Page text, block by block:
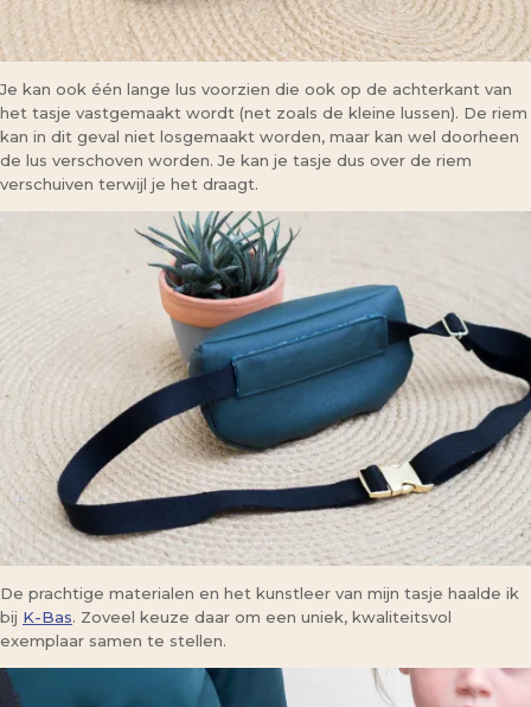
Je kan ook één lange lus voorzien die ook op de achterkant van
het tasje vastgemaakt wordt (net zoals de kleine lussen). De riem
kan in dit geval niet losgemaakt worden, maar kan wel doorheen
de lus verschoven worden. Je kan je tasje dus over de riem
verschuiven terwijl je het draagt.
De prachtige materialen en het kunstleer van mijn tasje haalde ik
bij K-Bas. Zoveel keuze daar om een uniek, kwaliteitsvol
exemplaar samen te stellen.